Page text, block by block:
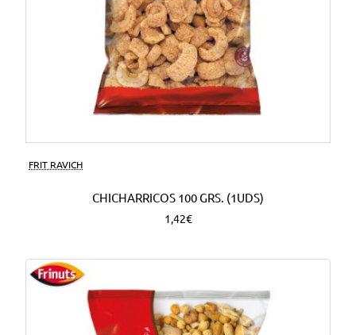
FRIT RAVICH
CHICHARRICOS 100 GRS. (1UDS)
1,42€